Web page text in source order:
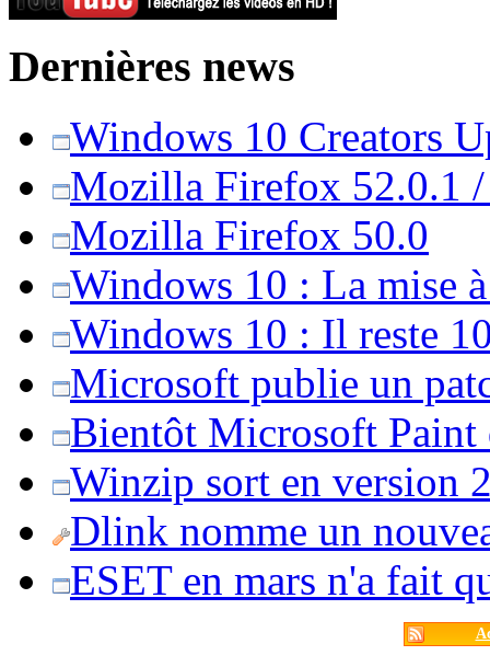
Dernières news
Windows 10 Creators
Mozilla Firefox 52.0.1
Mozilla Firefox 50.0
Windows 10 : La mise
Windows 10 : Il reste
Microsoft publie un
Bientôt Microsoft Paint
Winzip sort en version
Dlink nomme un
ESET en mars n'a fait